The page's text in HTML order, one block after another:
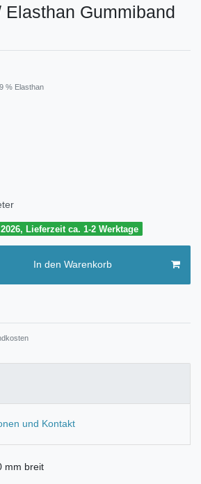
Elasthan Gummiband
% Elasthan
Lieferzeit ca. 1-2 Werktage
In den Warenkorb
und Kontakt
mm breit